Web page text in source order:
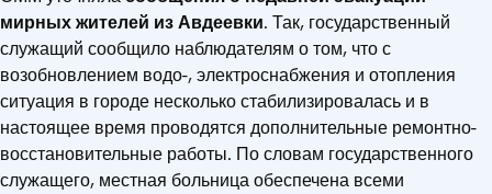
мирных жителей из Авдеевки. Так, государственный
служащий сообщило наблюдателям о том, что с
возобновлением водо-, электроснабжения и отопления
ситуация в городе несколько стабилизировалась и в
настоящее время проводятся дополнительные ремонтно-
восстановительные работы. По словам государственного
служащего, местная больница обеспечена всеми